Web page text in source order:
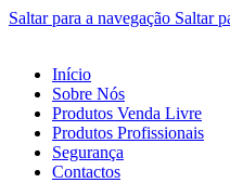
Saltar para a navegação Saltar
Início
Sobre Nós
Produtos Venda Livre
Produtos Profissionais
Segurança
Contactos